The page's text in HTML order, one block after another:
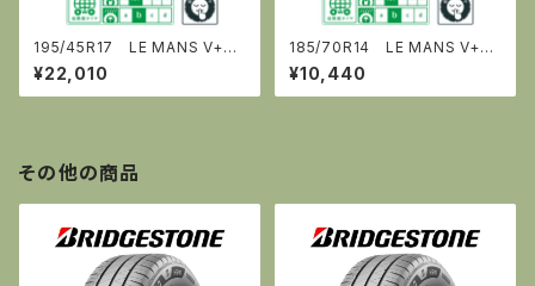
195/45R17 LE MANS V+
《ﾙ・ﾏﾝ ﾌｧｲﾌﾞﾌﾟﾗｽ》 [ダンロップ]
¥22,010
185/70R14 LE MANS V+
《ﾙ・ﾏﾝ ﾌｧｲﾌﾞﾌﾟﾗｽ》 [ダンロップ]
¥10,440
その他の商品